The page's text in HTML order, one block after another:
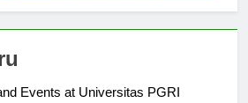
Events at Universitas PGRI